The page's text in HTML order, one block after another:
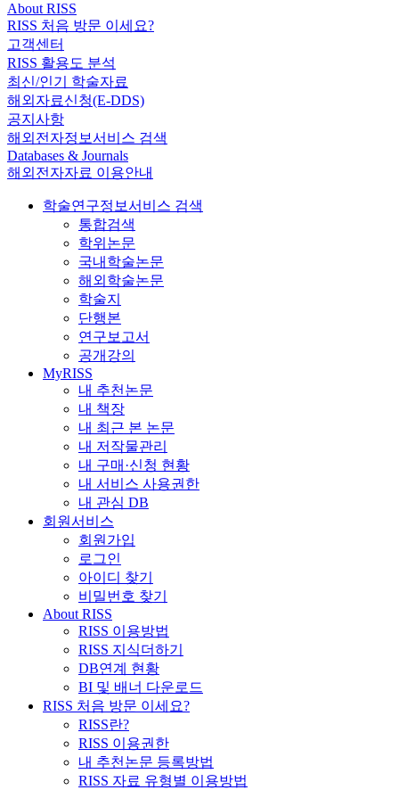
About RISS
RISS 처음 방문 이세요?
고객센터
RISS 활용도 분석
최신/인기 학술자료
해외자료신청(E-DDS)
공지사항
해외전자정보서비스 검색
Databases & Journals
해외전자자료 이용안내
학술연구정보서비스 검색
통합검색
학위논문
국내학술논문
해외학술논문
학술지
단행본
연구보고서
공개강의
MyRISS
내 추천논문
내 책장
내 최근 본 논문
내 저작물관리
내 구매·신청 현황
내 서비스 사용권한
내 관심 DB
회원서비스
회원가입
로그인
아이디 찾기
비밀번호 찾기
About RISS
RISS 이용방법
RISS 지식더하기
DB연계 현황
BI 및 배너 다운로드
RISS 처음 방문 이세요?
RISS란?
RISS 이용권한
내 추천논문 등록방법
RISS 자료 유형별 이용방법